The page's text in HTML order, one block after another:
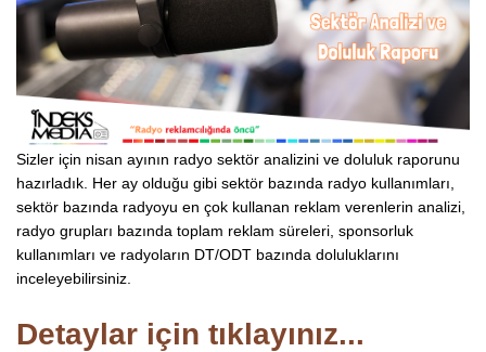
Sizler için nisan ayının radyo sektör analizini ve doluluk raporunu
hazırladık. Her ay olduğu gibi sektör bazında radyo kullanımları,
sektör bazında radyoyu en çok kullanan reklam verenlerin analizi,
radyo grupları bazında toplam reklam süreleri, sponsorluk
kullanımları ve radyoların DT/ODT bazında doluluklarını
inceleyebilirsiniz.
Detaylar için tıklayınız...